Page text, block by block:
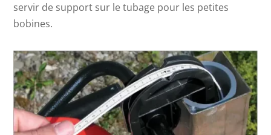
servir de support sur le tubage pour les petites
bobines.